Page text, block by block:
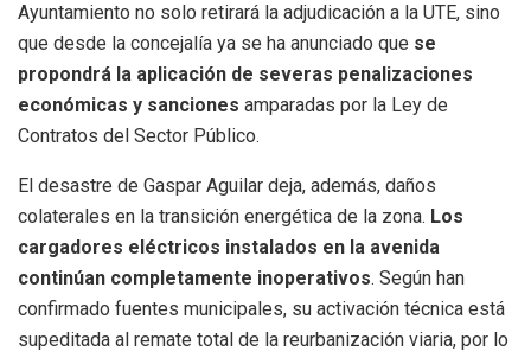
Ayuntamiento no solo retirará la adjudicación a la UTE, sino
que desde la concejalía ya se ha anunciado que se
propondrá la aplicación de severas penalizaciones
económicas y sanciones amparadas por la Ley de
Contratos del Sector Público.
El desastre de Gaspar Aguilar deja, además, daños
colaterales en la transición energética de la zona. Los
cargadores eléctricos instalados en la avenida
continúan completamente inoperativos. Según han
confirmado fuentes municipales, su activación técnica está
supeditada al remate total de la reurbanización viaria, por lo